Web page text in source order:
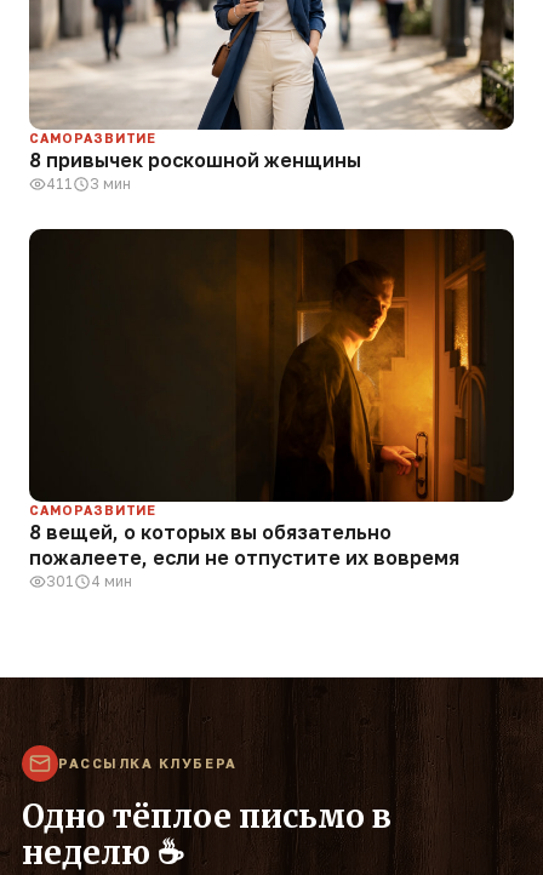
САМОРАЗВИТИЕ
8 привычек роскошной женщины
411 3 мин
САМОРАЗВИТИЕ
8 вещей, о которых вы обязательно
пожалеете, если не отпустите их вовремя
301 4 мин
РАССЫЛКА КЛУБЕРА
Одно тёплое письмо в
неделю ☕